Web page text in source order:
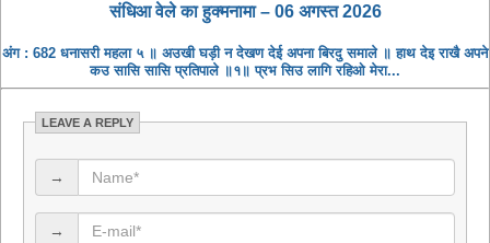
संधिआ ​​वेले का हुक्मनामा – 06 अगस्त 2026
अंग : 682 धनासरी महला ५ ॥ अउखी घड़ी न देखण देई अपना बिरदु समाले ॥ हाथ देइ राखै अपने
कउ सासि सासि प्रतिपाले ॥१॥ प्रभ सिउ लागि रहिओ मेरा...
LEAVE A REPLY
→
→